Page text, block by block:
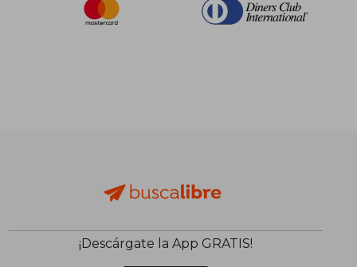
¡Descárgate la App GRATIS!